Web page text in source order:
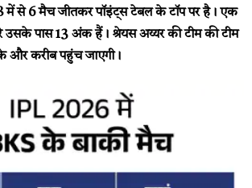
से 6 मैच जीतकर पॉइंट्स टेबल के टॉप पर है। एक
उसके पास 13 अंक हैं। श्रेयस अय्यर की टीम की टीम
करीब पहुंच जाएगी।